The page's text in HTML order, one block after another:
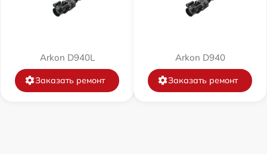
от 60 мин
Arkon D940L
Заказать ремонт
Arkon D940
Заказать ремонт